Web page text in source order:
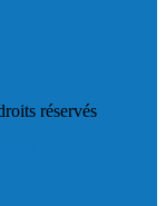
réservés